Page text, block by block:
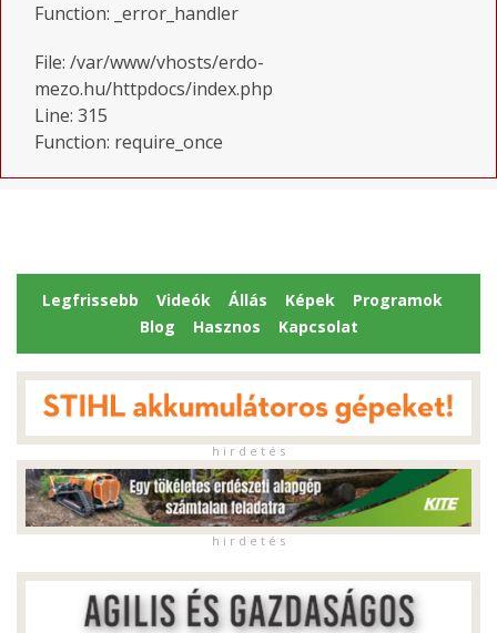
Function: _error_handler
File: /var/www/vhosts/erdo-
mezo.hu/httpdocs/index.php
Line: 315
Function: require_once
Legfrissebb Videók Állás Képek
Programok
Blog
Hasznos Kapcsolat
h i r d e t é s
h i r d e t é s